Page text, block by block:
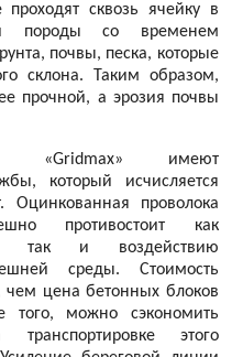
сквозь ячейку в
породы со временем
почвы, песка, которые
склона. Таким образом,
прочной, а эрозия почвы
«Gridmax» имеют
который исчисляется
Оцинкованная проволока
противостоит как
так и воздействию
среды. Стоимость
чем цена бетонных блоков
можно сэкономить
этого